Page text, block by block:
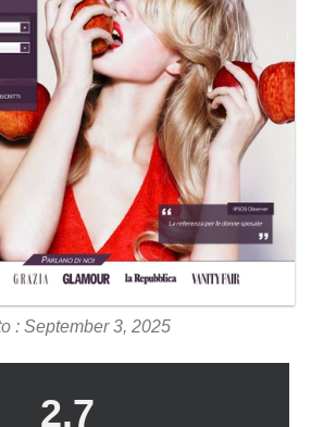
: September 3, 2025
2.7